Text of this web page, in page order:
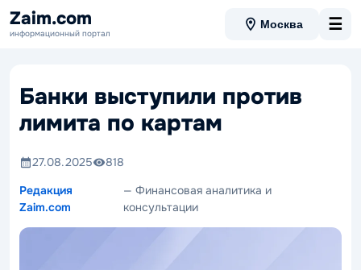
Zaim.com
информационный портал
Москва ☰
Банки выступили против
лимита по картам
27.08.2025
818
Редакция
Zaim.com
— Финансовая аналитика и
консультации